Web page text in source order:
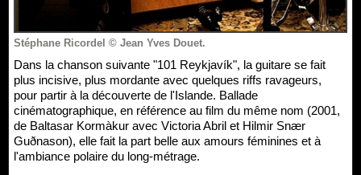
Stéphane Ricordel © Jean Yves Douet.
Dans la chanson suivante "101 Reykjavík", la guitare se fait
plus incisive, plus mordante avec quelques riffs ravageurs,
pour partir à la découverte de l'Islande. Ballade
cinématographique, en référence au film du même nom (2001,
de Baltasar Kormàkur avec Victoria Abril et Hilmir Snær
Guðnason), elle fait la part belle aux amours féminines et à
l'ambiance polaire du long-métrage.